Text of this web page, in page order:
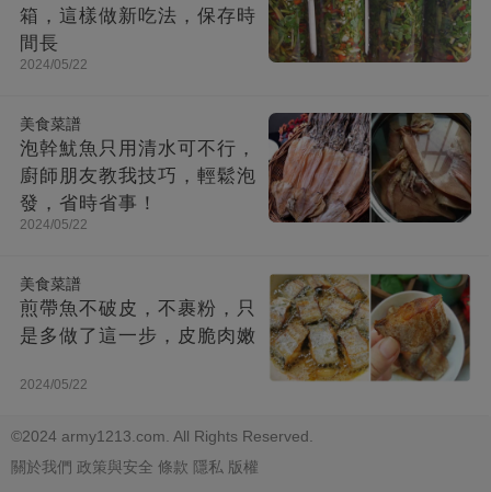
箱，這樣做新吃法，保存時
間長
2024/05/22
美食菜譜
泡幹魷魚只用清水可不行，
廚師朋友教我技巧，輕鬆泡
發，省時省事！
2024/05/22
美食菜譜
煎帶魚不破皮，不裹粉，只
是多做了這一步，皮脆肉嫩
2024/05/22
©2024 army1213.com. All Rights Reserved.
關於我們 政策與安全 條款 隱私 版權